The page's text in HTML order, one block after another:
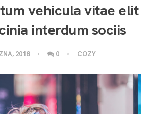
vehicula vitae elit
interdum sociis
2018 0 COZY